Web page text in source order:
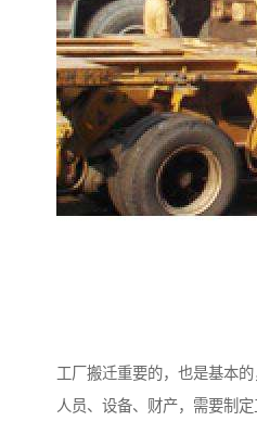
工厂搬迁重要的，也是基本
人员、设备、财产，需要制